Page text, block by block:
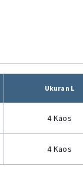
Ukuran L
4 Kaos
4 Kaos